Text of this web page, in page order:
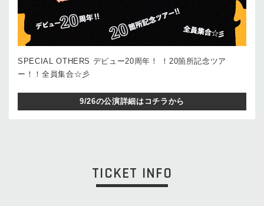
SPECIAL OTHERS デビュー20周年！ ！20箇所記念ツア
ー！！全員集合☆彡
9/26の公演詳細はコチラから
TICKET INFO